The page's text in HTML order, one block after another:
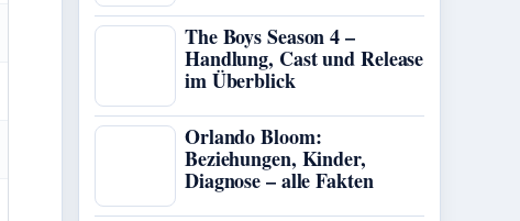
The Boys Season 4 –
Handlung, Cast und Release
im Überblick
Orlando Bloom:
Beziehungen, Kinder,
Diagnose – alle Fakten